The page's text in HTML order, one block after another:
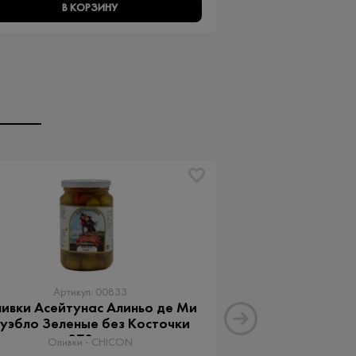
В КОРЗИНУ
Артикул: 00833
Асейтунас Алиньо де Ми
Зеленые без Косточки
370 мл
Оливки - CHICON